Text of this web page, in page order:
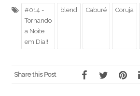
#014 -
Tornando
a Noite
em Dia!!
blend Caburé Coruja
Share this Post